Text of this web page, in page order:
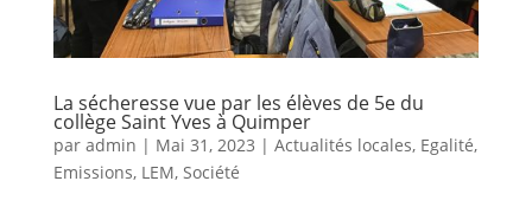
La sécheresse vue par les élèves de 5e du
collège Saint Yves à Quimper
par admin | Mai 31, 2023 | Actualités locales, Egalité,
Emissions, LEM, Société